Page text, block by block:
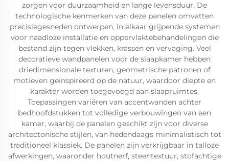
zorgen voor duurzaamheid en lange levensduur. De
technologische kenmerken van deze panelen omvatten
precisiegesneden ontwerpen, in elkaar grijpende systemen
voor naadloze installatie en oppervlaktebehandelingen die
bestand zijn tegen vlekken, krassen en vervaging. Veel
decoratieve wandpanelen voor de slaapkamer hebben
driedimensionale texturen, geometrische patronen of
motieven geïnspireerd op de natuur, waardoor diepte en
karakter worden toegevoegd aan slaapruimtes.
Toepassingen variëren van accentwanden achter
bedhoofdstukken tot volledige verbouwingen van een
kamer, waarbij de panelen geschikt zijn voor diverse
architectonische stijlen, van hedendaags minimalistisch tot
traditioneel klassiek. De panelen zijn verkrijgbaar in talloze
afwerkingen, waaronder houtnerf, steentextuur, stofachtige